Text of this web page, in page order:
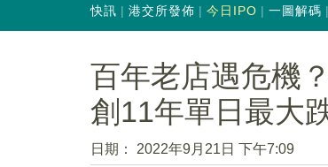
快訊 港交所發佈 今日IPO 一圖解碼
百年老店遇危機
創11年單日最大
日期：
2022年9月21日 下午7:09